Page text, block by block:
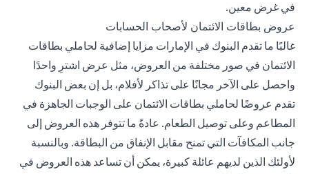
في غرض معين.
عروض بطاقات الائتمان لأصحاب الحسابات
غالبًا ما تقدم البنوك في الإمارات مزايا إضافية لحاملي بطاقات
الائتمان في صور مختلفة من العروض، مثل عرض اشترِ واحدًا
واحصل على الآخر مجانًا على تذاكر لأفلام، بل إن بعض البنوك
تقدم عروضًا لحاملي بطاقات الائتمان على الوجبات الجاهزة في
المطاعم وعلى توصيل الطعام. عادةً ما تتوفر هذه العروض إلى
جانب المكافآت التي تمنح مقابل الإنفاق من البطاقة. وبالنسبة
لأولئك الذين لديهم عائلة كبيرة، يمكن أن تساعد هذه العروض في